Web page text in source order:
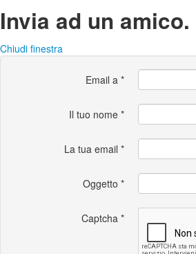
Invia ad un amico.
Chiudi finestra
Email a *
Il tuo nome *
La tua email *
Oggetto *
Captcha *